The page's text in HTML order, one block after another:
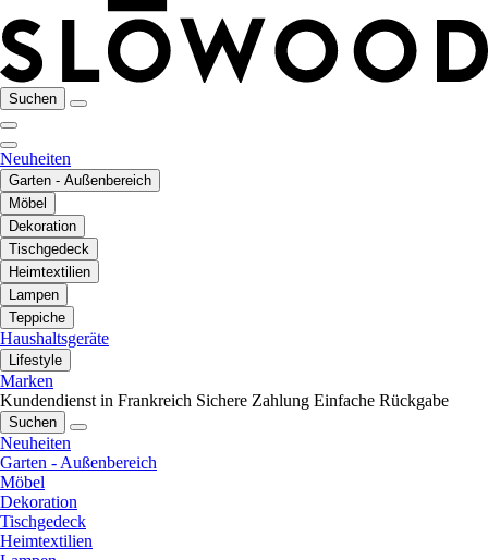
Suchen
Neuheiten
Garten - Außenbereich
Möbel
Dekoration
Tischgedeck
Heimtextilien
Lampen
Teppiche
Haushaltsgeräte
Lifestyle
Marken
Kundendienst in Frankreich Sichere Zahlung Einfache Rückgabe
Suchen
Neuheiten
Garten - Außenbereich
Möbel
Dekoration
Tischgedeck
Heimtextilien